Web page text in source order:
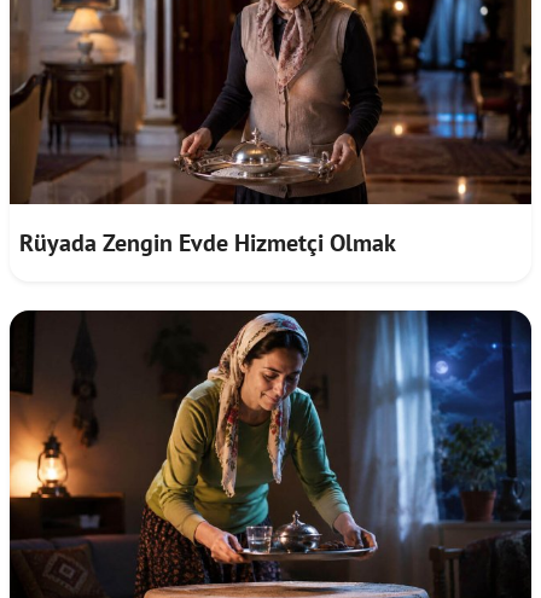
Rüyada Zengin Evde Hizmetçi Olmak